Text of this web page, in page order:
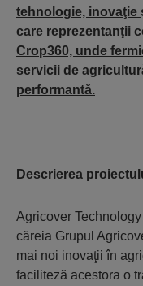
tehnologie, inovaţie
care reprezentanţii
Crop360, unde
servicii de
performantă.
Descrierea
Agricover
căreia Grupul
mai noi inovaţii în
faciliteză acestora o